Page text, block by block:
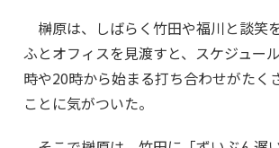
榊原は、しばらく竹田や福川と談笑
ふとオフィスを見渡すと、スケジュー
時や20時から始まる打ち合わせがたく
ことに気がついた。